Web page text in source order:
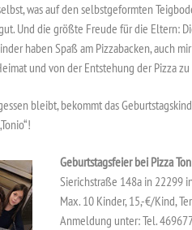
was auf den selbstgeformten
Und die größte Freude für die Eltern:
haben Spaß am Pizzabacken, auch
und von der Entstehung der Pizza zu
bleibt, bekommt das
Geburtstagsfeier bei Pizza
Sierichstraße 148a in 22299
Max. 10 Kinder, 15,-€/Kind,
Anmeldung unter: Tel.